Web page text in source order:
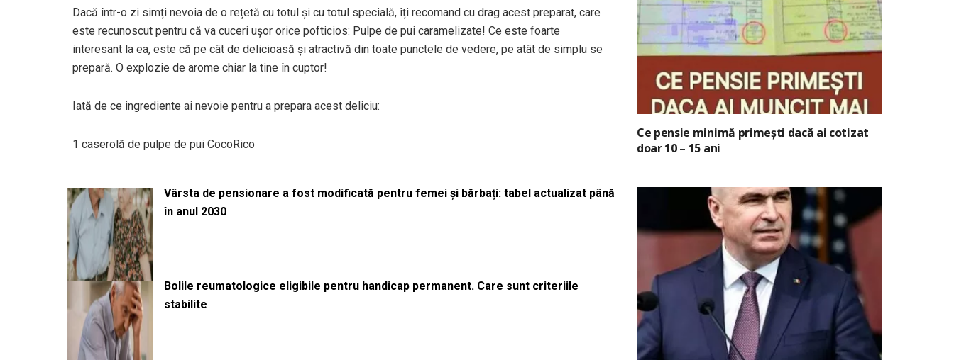
Dacă într-o zi simți nevoia de o rețetă cu totul și cu totul specială, îți recomand cu drag acest preparat, care
este recunoscut pentru că va cuceri ușor orice pofticios: Pulpe de pui caramelizate! Ce este foarte
interesant la ea, este că pe cât de delicioasă și atractivă din toate punctele de vedere, pe atât de simplu se
prepară. O explozie de arome chiar la tine în cuptor!
Iată de ce ingrediente ai nevoie pentru a prepara acest deliciu:
1 caserolă de pulpe de pui CocoRico
Vârsta de pensionare a fost modificată pentru femei și bărbați: tabel actualizat până
în anul 2030
Bolile reumatologice eligibile pentru handicap permanent. Care sunt criteriile
stabilite
Ce pensie minimă primești dacă ai cotizat
doar 10 – 15 ani